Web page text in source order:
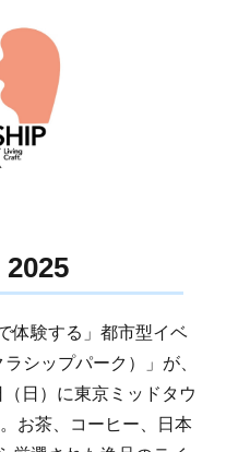
体験する」都市型イベ
シップパーク）」が、
日）に東京ミッドタウ
お茶、コーヒー、日本